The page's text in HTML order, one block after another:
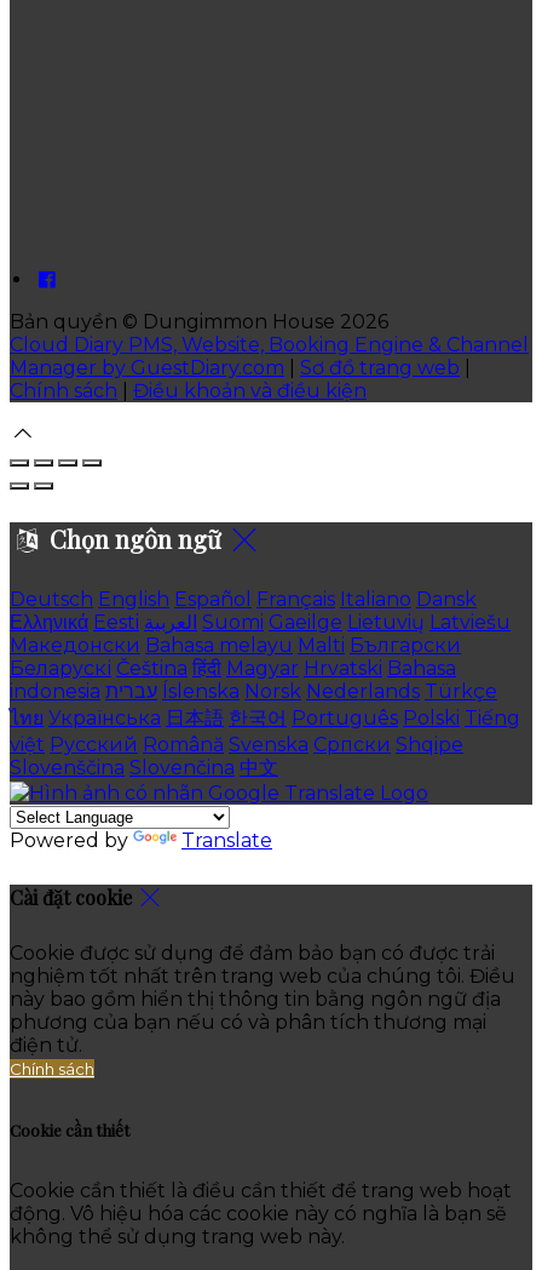
Bản quyền © Dungimmon House 2026
Cloud Diary PMS, Website, Booking Engine & Channel
Manager by GuestDiary.com
Sơ đồ trang web
Chính sách
Điều khoản và điều kiện
Chọn ngôn ngữ
Deutsch English Español Français Italiano Dansk
Ελληνικά Eesti العربية Suomi Gaeilge Lietuvių Latviešu
Македонски Bahasa melayu Malti Български
Беларускі Čeština हिंदी Magyar Hrvatski Bahasa
indonesia עברית Íslenska Norsk Nederlands Türkçe
ไทย Українська 日本語 한국어 Português Polski Tiếng
việt Русский Română Svenska Српски Shqipe
Slovenščina Slovenčina 中文
Powered by Translate
Cài đặt cookie
Cookie được sử dụng để đảm bảo bạn có được trải
nghiệm tốt nhất trên trang web của chúng tôi. Điều
này bao gồm hiển thị thông tin bằng ngôn ngữ địa
phương của bạn nếu có và phân tích thương mại
điện tử.
Chính sách
Cookie cần thiết
Cookie cần thiết là điều cần thiết để trang web hoạt
động. Vô hiệu hóa các cookie này có nghĩa là bạn sẽ
không thể sử dụng trang web này.